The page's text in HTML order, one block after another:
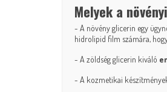
Melyek a
- A növény glicerin egy
hidrolipid film számára,
- A zöldség glicerin kiváló
- A kozmetikai